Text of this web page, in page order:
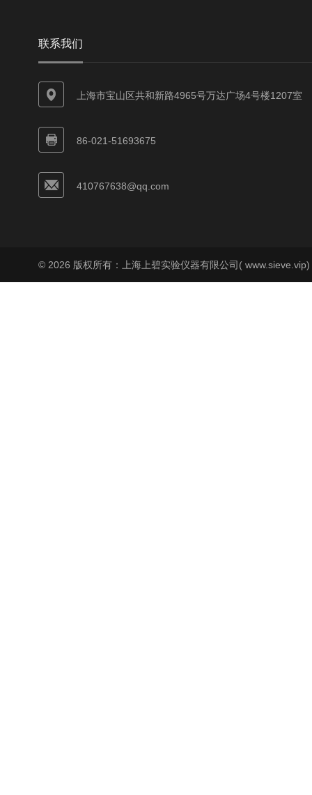
联系我们
上海市宝山区共和新路4965号万达广场4号楼1207室
86-021-51693675
410767638@qq.com
© 2026 版权所有：上海上碧实验仪器有限公司(